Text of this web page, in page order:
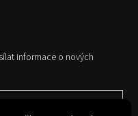
informace o nových